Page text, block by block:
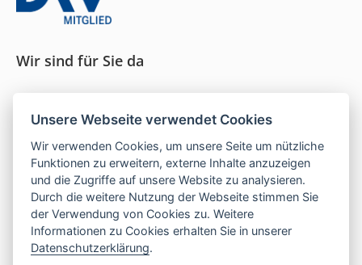
Wir sind für Sie da
das, was wirklich passt.
Mo–Do: 9–16 Uhr |Fr:9–13 Uhr
Telefon:05121 208 990
E-Mail: hallo@las-islas-reisen.de
Unsere Webseite verwendet Cookies
Wir verwenden Cookies, um unsere Seite um nützliche
Funktionen zu erweitern, externe Inhalte anzuzeigen
und die Zugriffe auf unsere Website zu analysieren.
Durch die weitere Nutzung der Webseite stimmen Sie
der Verwendung von Cookies zu. Weitere
Informationen zu Cookies erhalten Sie in unserer
Datenschutzerklärung.